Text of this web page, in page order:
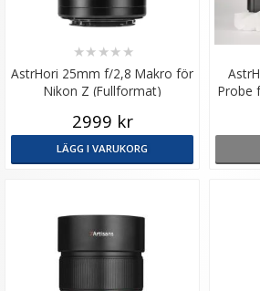
AstrHori 25mm f/2,8 Makro för
Nikon Z (Fullformat)
★★ ★★ ★
2999 kr
LÄGG I VARUKORG
Probe